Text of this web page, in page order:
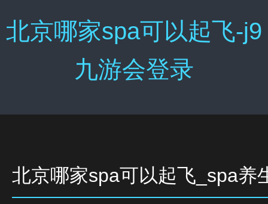
北京哪家spa可以起飞-j9
九游会登录
北京哪家spa可以起飞_spa养